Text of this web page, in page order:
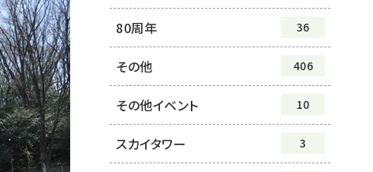
80周年 36
その他 406
その他イベント 10
スカイタワー 3